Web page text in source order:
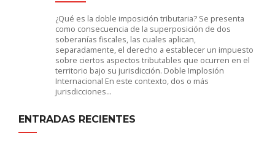
¿Qué es la doble imposición tributaria? Se presenta
como consecuencia de la superposición de dos
soberanías fiscales, las cuales aplican,
separadamente, el derecho a establecer un impuesto
sobre ciertos aspectos tributables que ocurren en el
territorio bajo su jurisdicción. Doble Implosión
Internacional En este contexto, dos o más
jurisdicciones…
ENTRADAS RECIENTES